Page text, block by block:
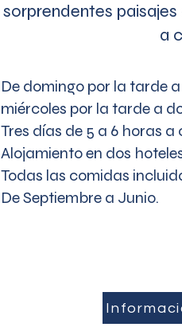
sorprendentes
a
De domingo por la tarde
miércoles por la tarde a
Tres días de 5 a 6 horas a
Alojamiento en dos
Todas las comidas
De Septiembre a Junio.